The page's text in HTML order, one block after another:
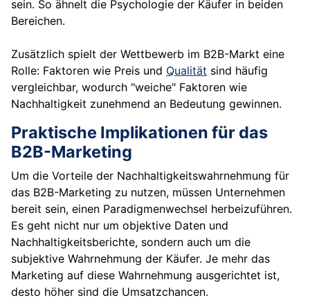
sein. So ähnelt die Psychologie der Käufer in beiden
Bereichen.
Zusätzlich spielt der Wettbewerb im B2B-Markt eine
Rolle: Faktoren wie Preis und Qualität sind häufig
vergleichbar, wodurch "weiche" Faktoren wie
Nachhaltigkeit zunehmend an Bedeutung gewinnen.
Praktische Implikationen für das
B2B-Marketing
Um die Vorteile der Nachhaltigkeitswahrnehmung für
das B2B-Marketing zu nutzen, müssen Unternehmen
bereit sein, einen Paradigmenwechsel herbeizuführen.
Es geht nicht nur um objektive Daten und
Nachhaltigkeitsberichte, sondern auch um die
subjektive Wahrnehmung der Käufer. Je mehr das
Marketing auf diese Wahrnehmung ausgerichtet ist,
desto höher sind die Umsatzchancen.